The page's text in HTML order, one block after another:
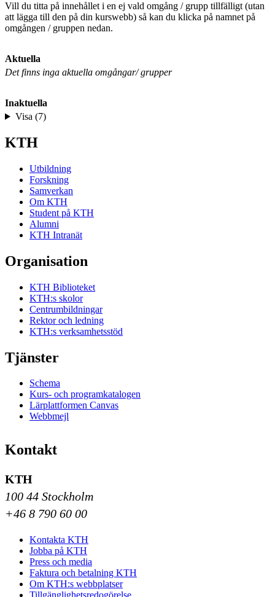
Vill du titta på innehållet i en ej vald omgång / grupp tillfälligt (utan
att lägga till den på din kurswebb) så kan du klicka på namnet på
omgången / gruppen nedan.
Aktuella
Det finns inga aktuella omgångar/ grupper
Inaktuella
Visa (7)
KTH
Utbildning
Forskning
Samverkan
Om KTH
Student på KTH
Alumni
KTH Intranät
Organisation
KTH Biblioteket
KTH:s skolor
Centrumbildningar
Rektor och ledning
KTH:s verksamhetsstöd
Tjänster
Schema
Kurs- och programkatalogen
Lärplattformen Canvas
Webbmejl
Kontakt
KTH
100 44 Stockholm
+46 8 790 60 00
Kontakta KTH
Jobba på KTH
Press och media
Faktura och betalning KTH
Om KTH:s webbplatser